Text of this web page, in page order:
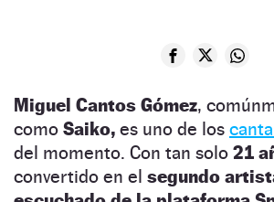
Miguel Cantos Gómez,
como Saiko, es uno de los
del momento. Con tan solo 21
convertido en el segundo